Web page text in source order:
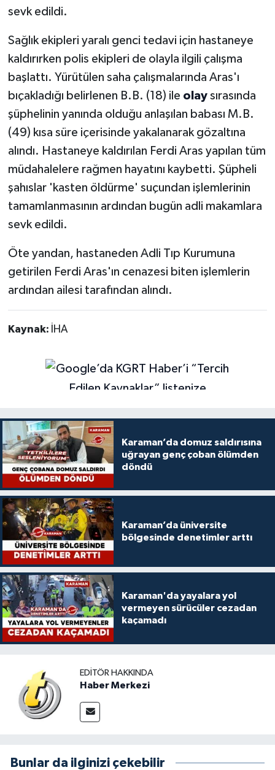
sevk edildi.
Sağlık ekipleri yaralı genci tedavi için hastaneye
kaldırırken polis ekipleri de olayla ilgili çalışma
başlattı. Yürütülen saha çalışmalarında Aras'ı
bıçakladığı belirlenen B.B. (18) ile olay sırasında
şüphelinin yanında olduğu anlaşılan babası M.B.
(49) kısa süre içerisinde yakalanarak gözaltına
alındı. Hastaneye kaldırılan Ferdi Aras yapılan tüm
müdahalelere rağmen hayatını kaybetti. Şüpheli
şahıslar 'kasten öldürme' suçundan işlemlerinin
tamamlanmasının ardından bugün adli makamlara
sevk edildi.
Öte yandan, hastaneden Adli Tıp Kurumuna
getirilen Ferdi Aras'ın cenazesi biten işlemlerin
ardından ailesi tarafından alındı.
Kaynak: İHA
Karaman’da domuz saldırısına
uğrayan genç çoban ölümden
döndü
Karaman’da üniversite
bölgesinde denetimler arttı
Karaman'da yayalara yol
vermeyen sürücüler cezadan
kaçamadı
EDITÖR HAKKINDA
Haber Merkezi
Bunlar da ilginizi çekebilir